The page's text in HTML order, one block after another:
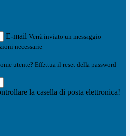
E-mail Verrà inviato un messaggio
necessarie.
utente? Effettua il reset della password
la casella di posta elettronica!